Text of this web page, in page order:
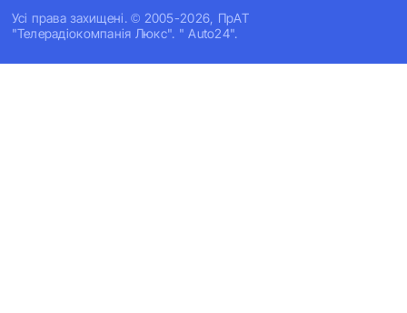
Усi права захищенi. © 2005-2026, ПрАТ
"Телерадіокомпанія Люкс". " Auto24".